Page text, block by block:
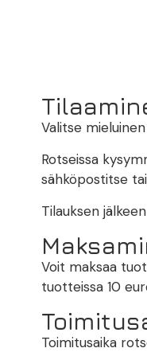
Valitse
Rotseissa
sähköpostitse
Tilauksen
Voit maksaa
tuotteissa 10
Toimitusaika